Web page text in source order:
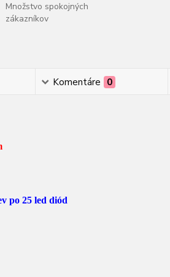
Množstvo spokojných
zákazníkov
Komentáre 0
po 25 led diód